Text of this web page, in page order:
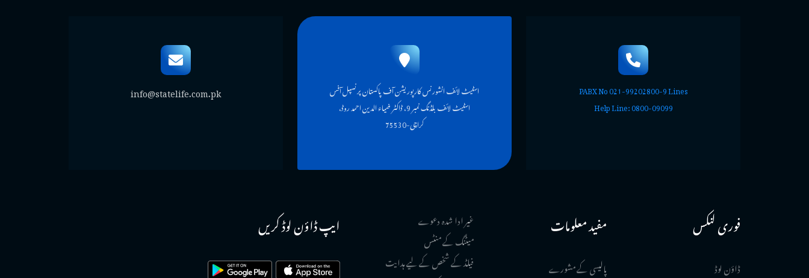
PABX No 021-99202800-9 Lines
Help Line: 0800-09099
اسٹیٹ لائف انشورنس کارپوریشن آف پاکستان پرنسپل آفس
اسٹیٹ لائف بلڈنگ نمبر 9، ڈاکٹر ضیاء الدین احمد روڈ،
کراچی-75530
info@statelife.com.pk
فوری لنکس
ڈاؤن لوڈ
مفید معلومات
پالیسی کے مشورے
غیر ادا شدہ دعوے
میٹنگ کے منٹس
فیلڈ کے شخص کے لیے ہدایت
ایپ ڈاؤن لوڈ کریں